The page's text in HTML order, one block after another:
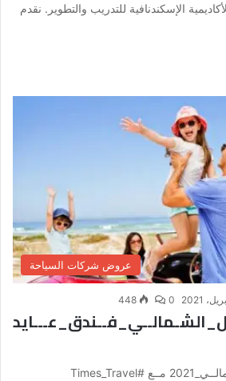
الإسكندنافية للتدريب والتطوير. نقدم
عروض شركات السياحة
0
448
#رحـــلات_السـاحـل_الشـمالــي_2021 مــع #Times_Travel